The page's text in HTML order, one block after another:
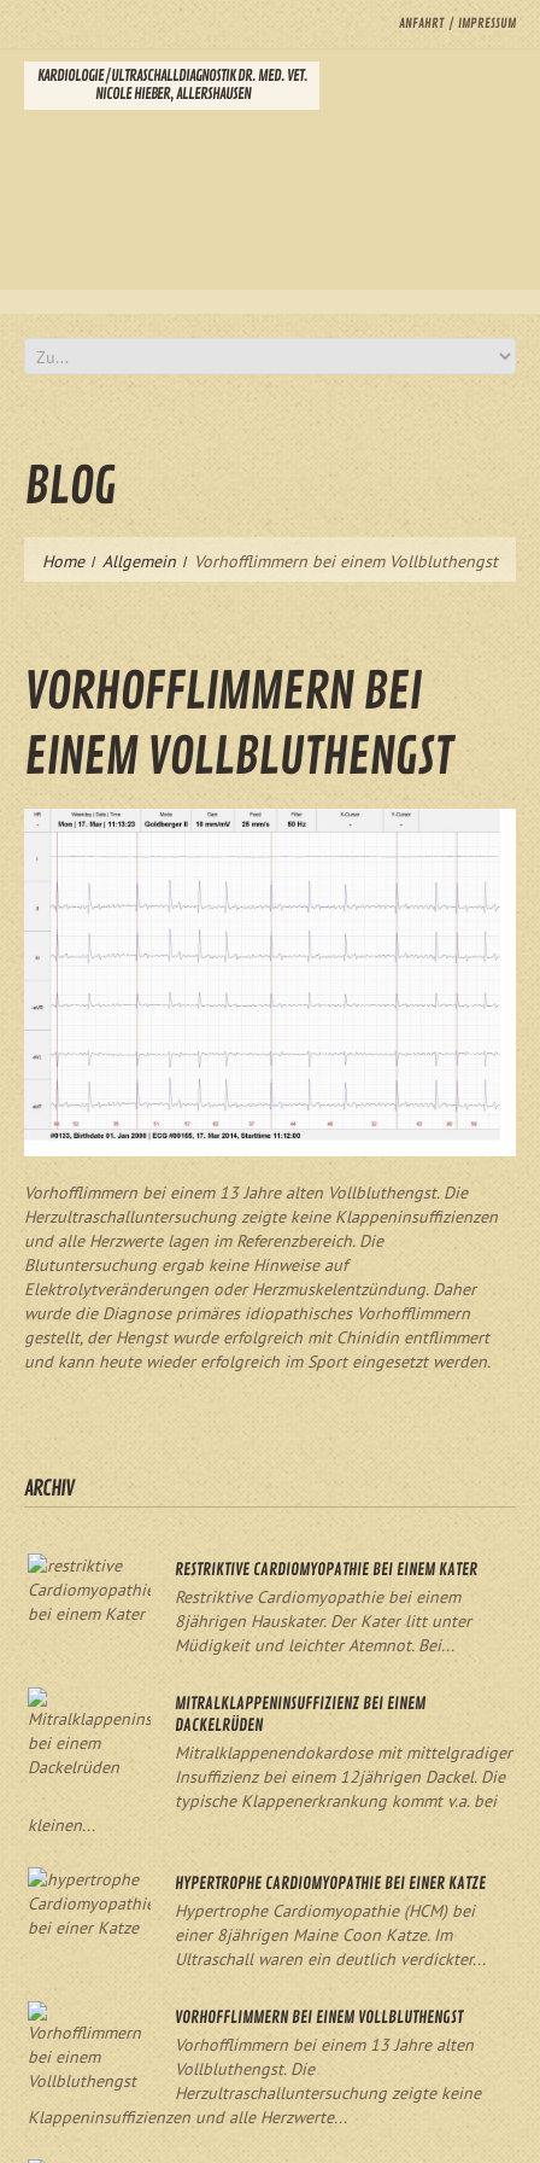
ANFAHRT IMPRESSUM
KARDIOLOGIE / ULTRASCHALLDIAGNOSTIK DR. MED. VET.
NICOLE HIEBER, ALLERSHAUSEN
BLOG
Home Allgemein Vorhofflimmern bei einem Vollbluthengst
VORHOFFLIMMERN BEI
EINEM VOLLBLUTHENGST
Vorhofflimmern bei einem 13 Jahre alten Vollbluthengst. Die
Herzultraschalluntersuchung zeigte keine Klappeninsuffizienzen
und alle Herzwerte lagen im Referenzbereich. Die
Blutuntersuchung ergab keine Hinweise auf
Elektrolytveränderungen oder Herzmuskelentzündung. Daher
wurde die Diagnose primäres idiopathisches Vorhofflimmern
gestellt, der Hengst wurde erfolgreich mit Chinidin entflimmert
und kann heute wieder erfolgreich im Sport eingesetzt werden.
ARCHIV
RESTRIKTIVE CARDIOMYOPATHIE BEI EINEM KATER
Restriktive Cardiomyopathie bei einem
8jährigen Hauskater. Der Kater litt unter
Müdigkeit und leichter Atemnot. Bei...
MITRALKLAPPENINSUFFIZIENZ BEI EINEM
DACKELRÜDEN
Mitralklappenendokardose mit mittelgradiger
Insuffizienz bei einem 12jährigen Dackel. Die
typische Klappenerkrankung kommt v.a. bei
kleinen...
HYPERTROPHE CARDIOMYOPATHIE BEI EINER KATZE
Hypertrophe Cardiomyopathie (HCM) bei
einer 8jährigen Maine Coon Katze. Im
Ultraschall waren ein deutlich verdickter...
VORHOFFLIMMERN BEI EINEM VOLLBLUTHENGST
Vorhofflimmern bei einem 13 Jahre alten
Vollbluthengst. Die
Herzultraschalluntersuchung zeigte keine
Klappeninsuffizienzen und alle Herzwerte...